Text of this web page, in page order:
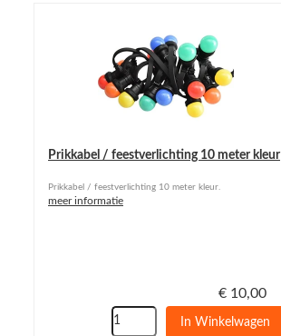
Prikkabel / feestverlichting 10 meter kleur
Prikkabel / feestverlichting 10 meter kleur.
meer informatie
€ 10,00
In Winkelwagen